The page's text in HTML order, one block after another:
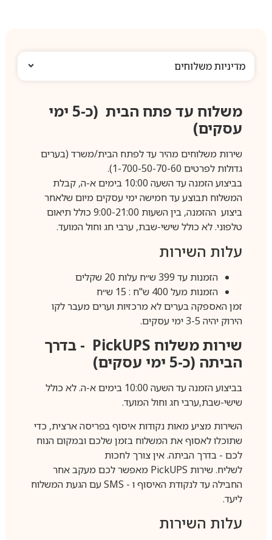
מדיניות משלוחים
משלוח עד פתח הבית (כ-5 ימי
עסקים)
שירות משלוחים מהיר עד לפתח הבית/משרד (בערים
גדולות לפרטים 1-700-50-70-60).
בביצוע הזמנה עד השעה 10:00 בימים א-ה, קבלת
המשלוח תבוצע עד חמישה ימי עסקים מיום שלאחר
ביצוע ההזמנה, בין השעות 9:00-21:00 כולל תיאום
טלפוני. לא כולל שישי-שבת, ערבי חג וחול המועד.
עלות השירות
הזמנות עד 399 ש״ח עלות 20 שקלים
הזמנות מעל 400 ש"ח : 15 ש״ח
זמן האספקה בערים לא מרכזיות וערים מעבר לקו
הירוק יהיה 3-5 ימי עסקים.
שירות משלוח PickUPS- בדרך
הביתה (כ-5 ימי עסקים)
בביצוע הזמנה עד השעה 10:00 בימים א-ה. לא כולל
שישי-שבת,ערבי חג וחול המועד.
השירות מציע מאות נקודות איסוף בפריסה ארצית, כדי
שתוכלו לאסוף את המשלוח בזמן שלכם ובמקום הנוח
לכם - בדרך הביתה. אין צורך לחכות
לשליח. שירות PickUPSמאפשר לכם מעקב אחר
החבילה עד לנקודת האיסוף ו - SMSעם הגעת המשלוח
ליעד.
עלות השירות